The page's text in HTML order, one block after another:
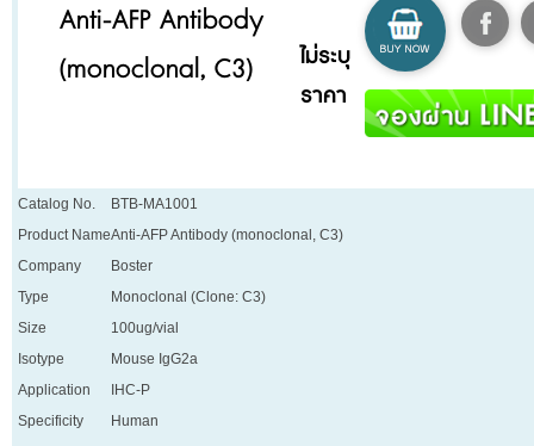
Anti-AFP Antibody
(monoclonal, C3)
ไม่ระบุ
ราคา
Catalog No.
BTB-MA1001
Product NameAnti-AFP Antibody (monoclonal, C3)
Company
Boster
Type
Monoclonal (Clone: C3)
Size
100ug/vial
Isotype
Mouse IgG2a
Application
IHC-P
Specificity
Human